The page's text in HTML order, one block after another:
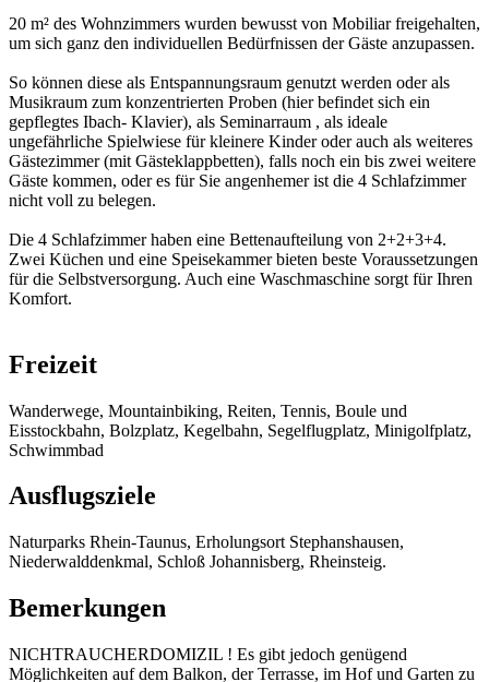
20 m² des Wohnzimmers wurden bewusst von Mobiliar freigehalten,
um sich ganz den individuellen Bedürfnissen der Gäste anzupassen.
So können diese als Entspannungsraum genutzt werden oder als
Musikraum zum konzentrierten Proben (hier befindet sich ein
gepflegtes Ibach- Klavier), als Seminarraum , als ideale
ungefährliche Spielwiese für kleinere Kinder oder auch als weiteres
Gästezimmer (mit Gästeklappbetten), falls noch ein bis zwei weitere
Gäste kommen, oder es für Sie angenhemer ist die 4 Schlafzimmer
nicht voll zu belegen.
Die 4 Schlafzimmer haben eine Bettenaufteilung von 2+2+3+4.
Zwei Küchen und eine Speisekammer bieten beste Voraussetzungen
für die Selbstversorgung. Auch eine Waschmaschine sorgt für Ihren
Komfort.
Freizeit
Wanderwege, Mountainbiking, Reiten, Tennis, Boule und
Eisstockbahn, Bolzplatz, Kegelbahn, Segelflugplatz, Minigolfplatz,
Schwimmbad
Ausflugsziele
Naturparks Rhein-Taunus, Erholungsort Stephanshausen,
Niederwalddenkmal, Schloß Johannisberg, Rheinsteig.
Bemerkungen
NICHTRAUCHERDOMIZIL ! Es gibt jedoch genügend
Möglichkeiten auf dem Balkon, der Terrasse, im Hof und Garten zu